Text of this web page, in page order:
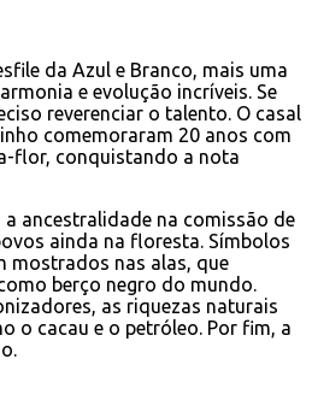
da Azul e Branco, mais uma
e evolução incríveis. Se
reverenciar o talento. O casal
comemoraram 20 anos com
flor, conquistando a nota
ancestralidade na comissão de
ainda na floresta. Símbolos
mostrados nas alas, que
berço negro do mundo.
as riquezas naturais
o cacau e o petróleo. Por fim, a